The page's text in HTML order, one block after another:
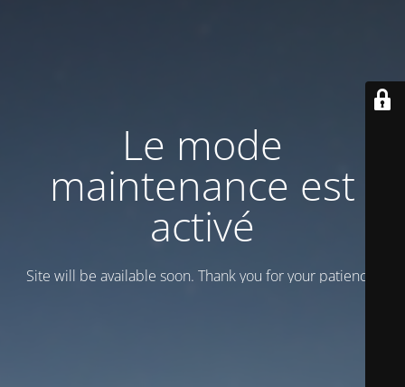
Le mode
maintenance est
activé
Site will be available soon. Thank you for your patience!